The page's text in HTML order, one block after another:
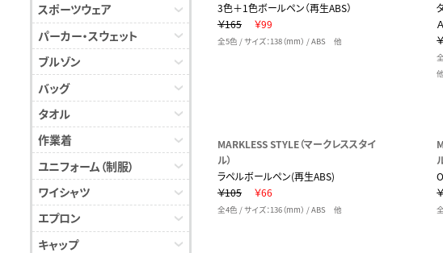
スポーツウェア
パーカー・スウェット
ブルゾン
バッグ
タオル
作業着
ユニフォーム（制服）
ワイシャツ
エプロン
キャップ
3色＋1色ボールペン（再生ABS）
￥165
￥99
全5色 / サイズ：138（mm） / ABS 他
他
MARKLESS STYLE（マークレススタイ
ル）
ラペルボールペン(再生ABS)
￥105
￥66
全4色 / サイズ：136（mm） / ABS 他